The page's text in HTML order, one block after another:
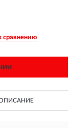
сравнению